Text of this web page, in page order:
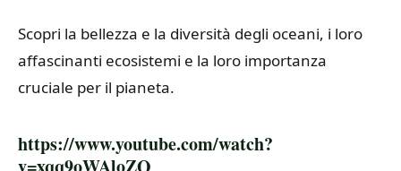
Scopri la bellezza e la diversità degli oceani, i loro
affascinanti ecosistemi e la loro importanza
cruciale per il pianeta.
https://www.youtube.com/watch?